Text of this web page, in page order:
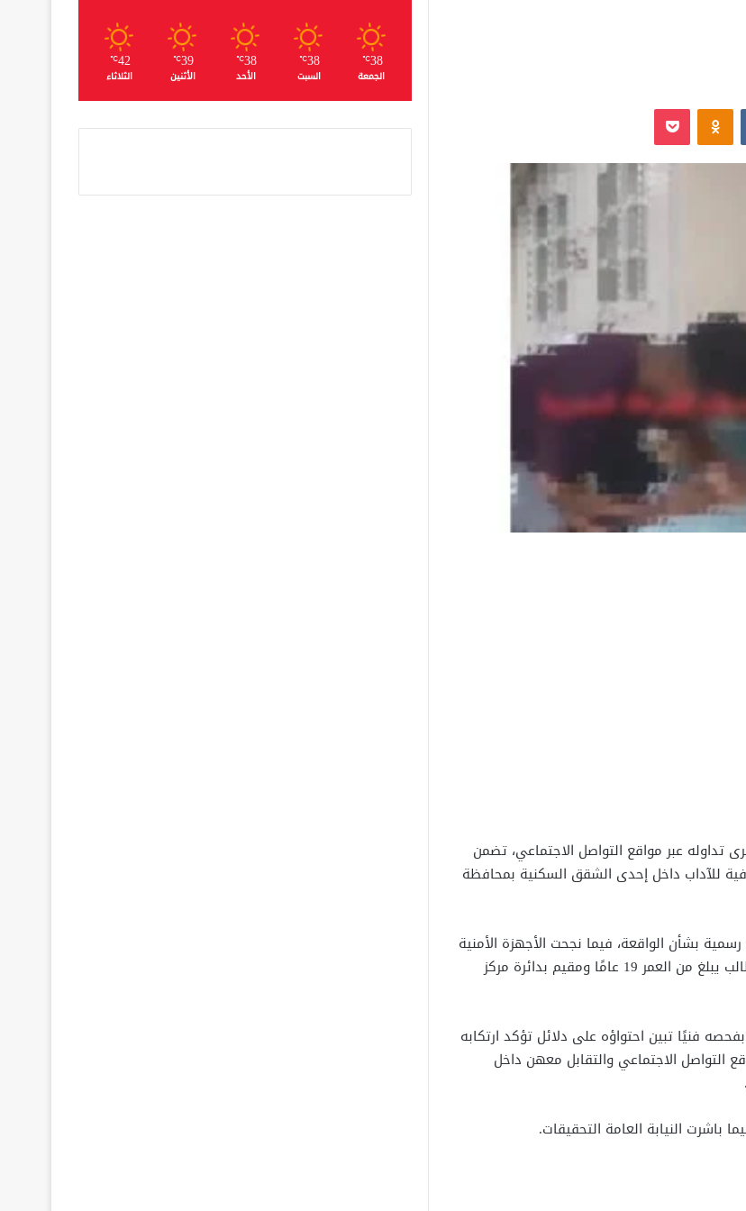
عبر مواقع التواصل الاجتماعي، تضمن
للآداب داخل إحدى الشقق السكنية بمحافظة
بشأن الواقعة، فيما نجحت الأجهزة الأمنية
في تحديد وضبط الشخص الظاهر بمقطع الفيديو، وتبين أنه طالب يبلغ من العمر 19 عامًا ومقيم بدائرة مركز
فنيًا تبين احتواؤه على دلائل تؤكد ارتكابه
التواصل الاجتماعي والتقابل معهن داخل
باشرت النيابة العامة التحقيقات.
38
℃
الجمعة
38
℃
السبت
38
℃
الأحد
39
℃
الأثنين
42
℃
الثلاثاء